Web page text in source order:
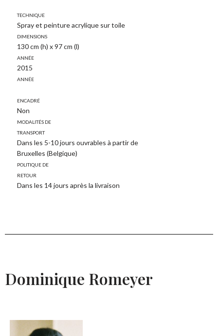
Technique
Spray et peinture acrylique sur toile
Dimensions
130 cm (h) x 97 cm (l)
Année
2015
Année
Encadré
Non
Modalités de
transport
Dans les 5-10 jours ouvrables à partir de
Bruxelles (Belgique)
Politique de
retour
Dans les 14 jours après la livraison
Dominique Romeyer